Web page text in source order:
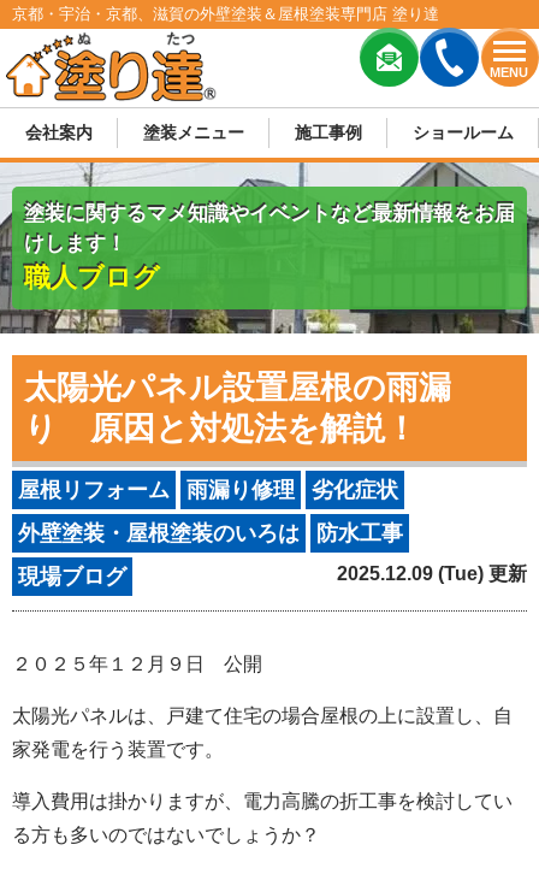
MENU
京都・宇治・京都、滋賀の外壁塗装＆屋根塗装専門店 塗り達
会社案内 塗装メニュー 施工事例 ショールーム
塗装に関するマメ知識やイベントなど最新情報をお届
けします！
職人ブログ
太陽光パネル設置屋根の雨漏
り 原因と対処法を解説！
屋根リフォーム 雨漏り修理
劣化症状
外壁塗装・屋根塗装のいろは
防水工事
現場ブログ
2025.12.09 (Tue) 更新
２０２５年１２月９日 公開
太陽光パネルは、戸建て住宅の場合屋根の上に設置し、自
家発電を行う装置です。
導入費用は掛かりますが、電力高騰の折工事を検討してい
る方も多いのではないでしょうか？